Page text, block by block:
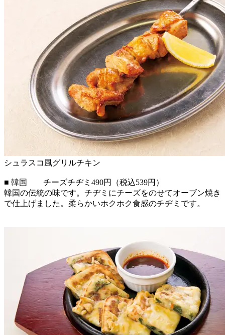
シュラスコ風グリルチキン
■ 韓国 チーズチヂミ490円（税込539円）
韓国の伝統の味です。チヂミにチーズをのせてオーブン焼き
で仕上げました。柔らかいホクホク食感のチヂミです。